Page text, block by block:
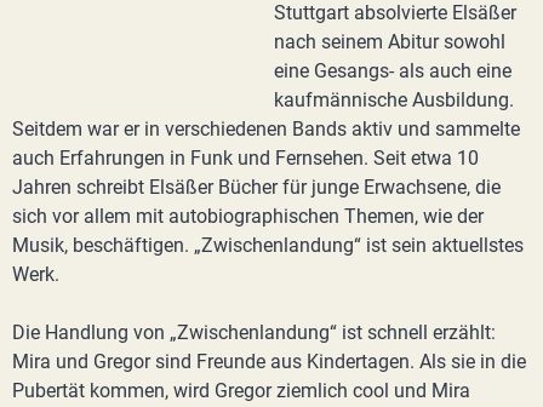
Stuttgart absolvierte Elsäßer
nach seinem Abitur sowohl
eine Gesangs- als auch eine
kaufmännische Ausbildung.
Seitdem war er in verschiedenen Bands aktiv und sammelte
auch Erfahrungen in Funk und Fernsehen. Seit etwa 10
Jahren schreibt Elsäßer Bücher für junge Erwachsene, die
sich vor allem mit autobiographischen Themen, wie der
Musik, beschäftigen. „Zwischenlandung“ ist sein aktuellstes
Werk.
Die Handlung von „Zwischenlandung“ ist schnell erzählt:
Mira und Gregor sind Freunde aus Kindertagen. Als sie in die
Pubertät kommen, wird Gregor ziemlich cool und Mira